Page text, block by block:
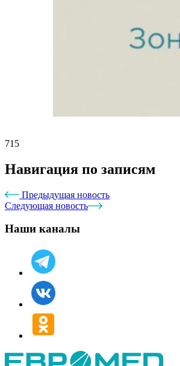
715
Навигация по записям
Предыдущая новость
Следующая новость
Наши каналы